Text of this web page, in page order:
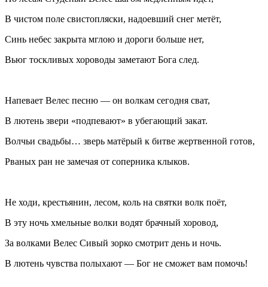
В чистом поле свистопляски, надоевший снег метёт,
Синь небес закрыта мглою и дороги больше нет,
Вьюг тоскливых хороводы заметают Бога след.
Напевает Велес песню — он волкам сегодня сват,
В лютень звери «подпевают» в убегающий закат.
Волчьи свадьбы… зверь матёрый к битве жертвенной готов,
Рваных ран не замечая от соперника клыков.
Не ходи, крестьянин, лесом, коль на святки волк поёт,
В эту ночь хмельные волки водят брачный хоровод,
За волками Велес Сивый зорко смотрит день и ночь.
В лютень чувства полыхают — Бог не сможет вам помочь!